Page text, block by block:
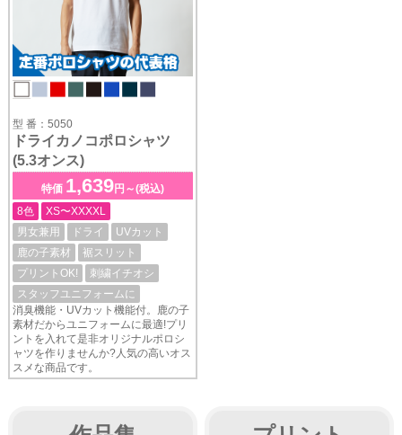
型 番：5050
ドライカノコポロシャツ
(5.3オンス)
特価 1,639円～(税込)
8色
XS〜XXXXL
男女兼用
ドライ
UVカット
鹿の子素材
裾スリット
プリントOK!
刺繍イチオシ
スタッフユニフォームに
消臭機能・UVカット機能付。鹿の子
素材だからユニフォームに最適!プリ
ントを入れて是非オリジナルポロシ
ャツを作りませんか?人気の高いオス
スメな商品です。